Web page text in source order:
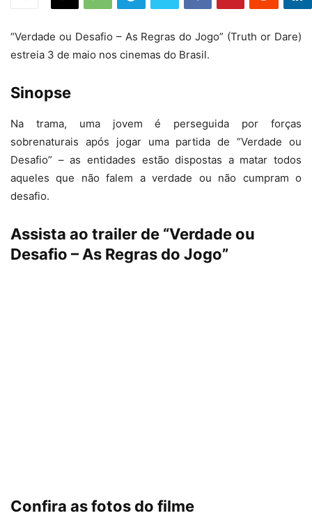
“Verdade ou Desafio – As Regras do Jogo” (Truth or Dare)
estreia 3 de maio nos cinemas do Brasil.
Sinopse
Na trama, uma jovem é perseguida por forças
sobrenaturais após jogar uma partida de “Verdade ou
Desafio” – as entidades estão dispostas a matar todos
aqueles que não falem a verdade ou não cumpram o
desafio.
Assista ao trailer de “Verdade ou
Desafio – As Regras do Jogo”
Confira as fotos do filme